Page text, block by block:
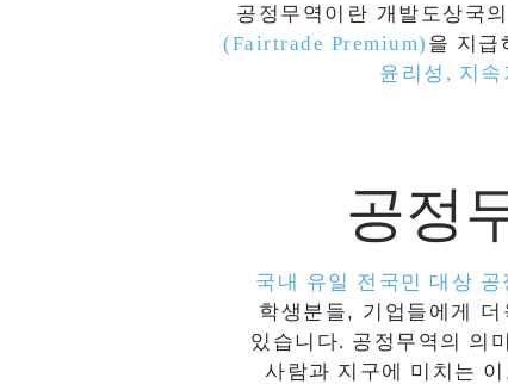
공정무역이란 개발도상국
(Fairtrade Premium) 을 지급
윤리성, 지속
공정
국내 유일 전국민 대상
학생분들, 기업들에게
더
있습니다. 공정무역의 의
사람과 지구에 미치는 이